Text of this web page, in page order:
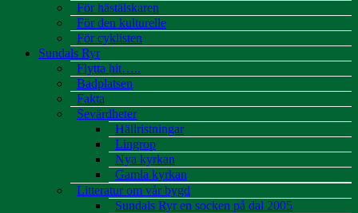
För hästälskaren
För den kulturelle
För cyklisten
Sundals Ryr
Flytta hit…..
Badplatsen
Fakta
Sevärdheter
Hällristningar
Lingrop
Nya kyrkan
Gamla kyrkan
Litteratur om vår bygd
Sundals Ryr en socken på dal 2005